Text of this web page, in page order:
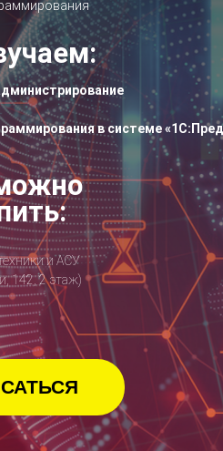
в системе
и АСУ
142, 2 этаж)